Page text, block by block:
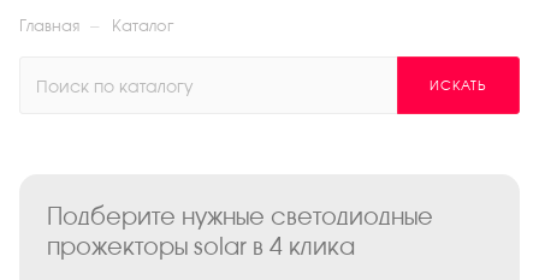
Главная — Каталог
ИСКАТЬ
Подберите нужные светодиодные
прожекторы solar в 4 клика